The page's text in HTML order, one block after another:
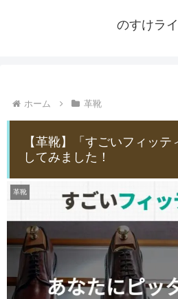
のすけラ
ホーム 革靴
【革靴】「すごいフィッテ
してみました！
革靴